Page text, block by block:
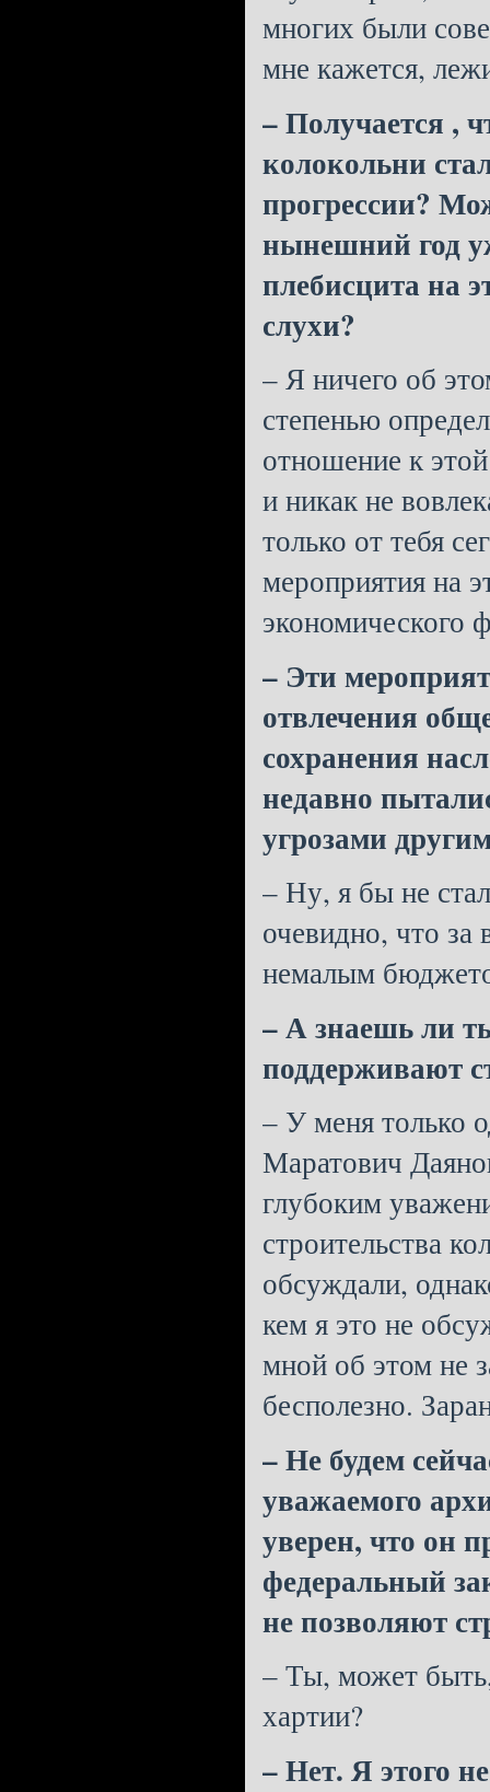
многих были
мне кажется,
– Получается ,
колокольни
прогрессии?
нынешний год
плебисцита на
слухи?
– Я ничего об
степенью
отношение к
и никак не
только от тебя
мероприятия на
экономического
– Эти
отвлечения
сохранения
недавно
угрозами
– Ну, я бы не
очевидно, что за
немалым
– А знаешь ли
поддерживают
– У меня только
Маратович
глубоким
строительства
обсуждали,
кем я это не
мной об этом не
бесполезно.
– Не будем
уважаемого
уверен, что он
федеральный
не позволяют
– Ты, может
хартии?
– Нет. Я этого